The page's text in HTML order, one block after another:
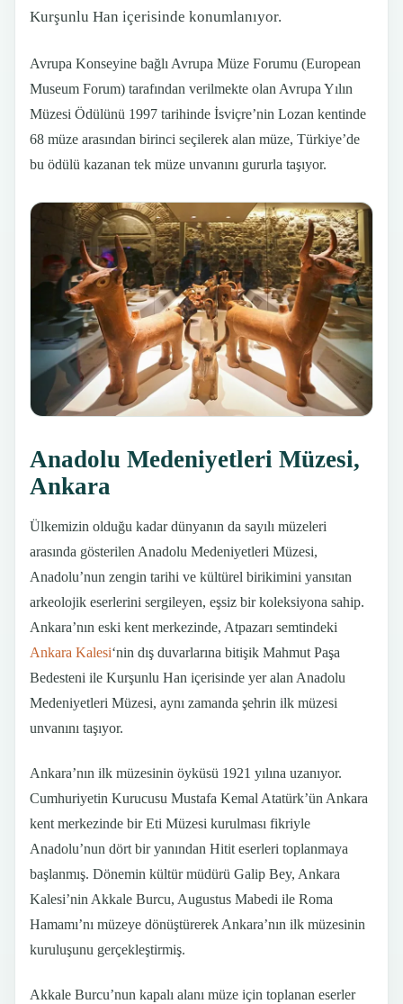
Kurşunlu Han içerisinde konumlanıyor.
Avrupa Konseyine bağlı Avrupa Müze Forumu (European
Museum Forum) tarafından verilmekte olan Avrupa Yılın
Müzesi Ödülünü 1997 tarihinde İsviçre’nin Lozan kentinde
68 müze arasından birinci seçilerek alan müze, Türkiye’de
bu ödülü kazanan tek müze unvanını gururla taşıyor.
Anadolu Medeniyetleri Müzesi,
Ankara
Ülkemizin olduğu kadar dünyanın da sayılı müzeleri
arasında gösterilen Anadolu Medeniyetleri Müzesi,
Anadolu’nun zengin tarihi ve kültürel birikimini yansıtan
arkeolojik eserlerini sergileyen, eşsiz bir koleksiyona sahip.
Ankara’nın eski kent merkezinde, Atpazarı semtindeki
Ankara Kalesi‘nin dış duvarlarına bitişik Mahmut Paşa
Bedesteni ile Kurşunlu Han içerisinde yer alan Anadolu
Medeniyetleri Müzesi, aynı zamanda şehrin ilk müzesi
unvanını taşıyor.
Ankara’nın ilk müzesinin öyküsü 1921 yılına uzanıyor.
Cumhuriyetin Kurucusu Mustafa Kemal Atatürk’ün Ankara
kent merkezinde bir Eti Müzesi kurulması fikriyle
Anadolu’nun dört bir yanından Hitit eserleri toplanmaya
başlanmış. Dönemin kültür müdürü Galip Bey, Ankara
Kalesi’nin Akkale Burcu, Augustus Mabedi ile Roma
Hamamı’nı müzeye dönüştürerek Ankara’nın ilk müzesinin
kuruluşunu gerçekleştirmiş.
Akkale Burcu’nun kapalı alanı müze için toplanan eserler